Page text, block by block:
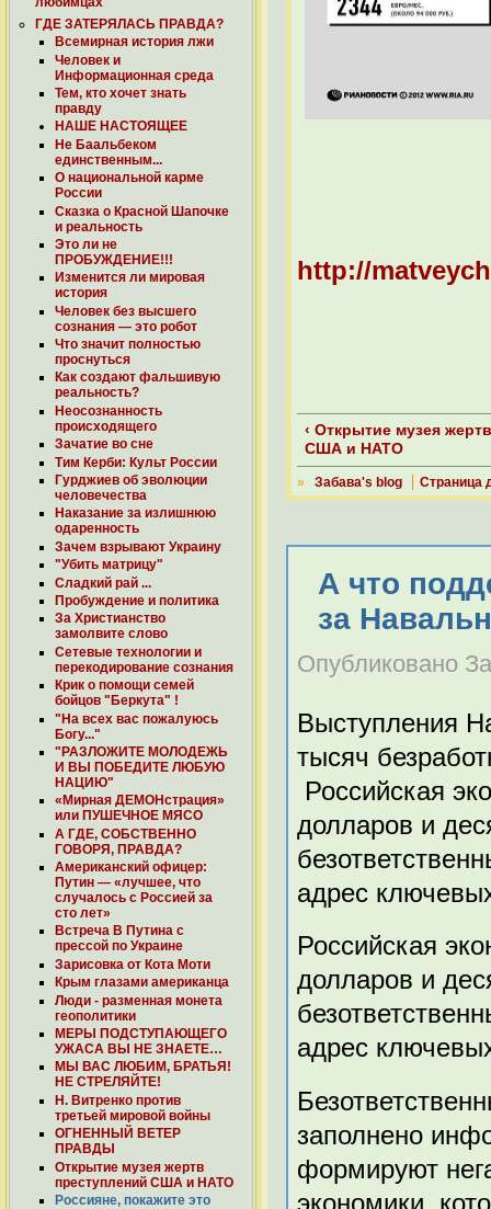
ГДЕ ЗАТЕРЯЛАСЬ ПРАВДА?
Всемирная история лжи
Человек и
Информационная среда
Тем, кто хочет знать
правду
НАШЕ НАСТОЯЩЕЕ
Не Баальбеком
единственным...
О национальной карме
России
Сказка о Красной Шапочке
и реальность
Это ли не
ПРОБУЖДЕНИЕ!!!
Изменится ли мировая
история
Человек без высшего
сознания — это робот
Что значит полностью
проснуться
Как создают фальшивую
реальность?
Неосознанность
происходящего
Зачатие во сне
Тим Керби: Культ России
Гурджиев об эволюции
человечества
Наказание за излишнюю
одаренность
Зачем взрывают Украину
"Убить матрицу"
Сладкий рай ...
Пробуждение и политика
За Христианство
замолвите слово
Сетевые технологии и
перекодирование cознания
Крик о помощи семей
бойцов "Беркута" !
"На всех вас пожалуюсь
Богу..."
"РАЗЛОЖИТЕ МОЛОДЕЖЬ
И ВЫ ПОБЕДИТЕ ЛЮБУЮ
НАЦИЮ"
«Мирная ДЕМОНстрация»
или ПУШЕЧНОЕ МЯСО
А ГДЕ, СОБСТВЕННО
ГОВОРЯ, ПРАВДА?
Американский офицер:
Путин — «лучшее, что
случалось с Россией за
сто лет»
Встреча В Путина с
прессой по Украине
Зарисовка от Кота Моти
Крым глазами американца
Люди - разменная монета
геополитики
МЕРЫ ПОДСТУПАЮЩЕГО
УЖАСА ВЫ НЕ ЗНАЕТЕ…
МЫ ВАС ЛЮБИМ, БРАТЬЯ!
НЕ СТРЕЛЯЙТЕ!
Н. Витренко против
третьей мировой войны
ОГНЕННЫЙ ВЕТЕР
ПРАВДЫ
Открытие музея жертв
преступлений США и НАТО
Россияне, покажите это
http://
‹ Открытие музея
США и НАТО
» Забава's blog Страница
А что
за
Опубликовано
Выступления
тысяч
Российская
долларов и
адрес
Российская
долларов и
адрес
заполнено
формируют
экономики,